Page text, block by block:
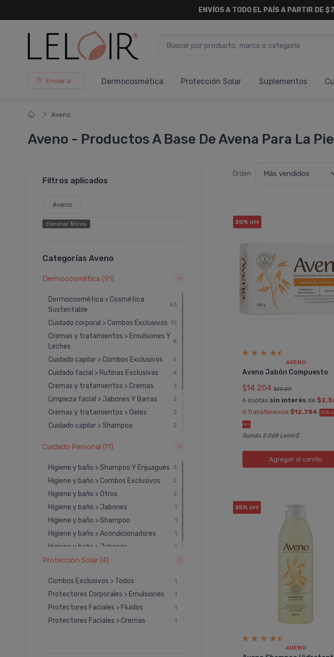
ENVÍOS A TODO EL PAÍS A PARTIR DE
Enviar a ... Dermocosmética Protección Solar Suplementos
Aveno
Aveno - Productos A Base De Avena Para La
Filtros aplicados
Aveno
Eliminar filtros
Categorías Aveno
Dermocosmética (91)
Dermocosmética > Cosmética
Sustentable
43
Cuidado corporal > Combos Exclusivos 15
Cremas y tratamientos > Emulsiones Y
Leches
8
Cuidado capilar > Combos Exclusivos 5
Cuidado facial > Rutinas Exclusivas 4
Cremas y tratamientos > Cremas 3
Limpieza facial > Jabones Y Barras 2
Cremas y tratamientos > Geles 2
Cuidado capilar > Shampoo 2
Limpieza corporal > Exfoliantes Y Geles
Limpieza facial > Otros 1
Cremas y tratamientos > Otros 1
Limpieza corporal > Otros 1
Cuidado Personal (11)
Higiene y baño > Shampoo Y Enjuagues 3
Higiene y baño > Combos Exclusivos 2
Higiene y baño > Otros 2
Higiene y baño > Jabones 1
Higiene y baño > Shampoo 1
Higiene y baño > Acondicionadores 1
Higiene y baño > Jabones 1
Protección Solar (4)
Combos Exclusivos > Todos 1
Protectores Corporales > Emulsiones 1
Protectores Faciales > Fluidos 1
Protectores Faciales > Cremas 1
Orden
30% OFF
AVENO
Aveno Jabón Compuesto
$14.204 $20.291
6 cuotas sin interés de
ó Transferencia $12.784 10%
OFF
Sumás 2.068 Leloir$
Agregar al carrito
25% OFF
AVENO